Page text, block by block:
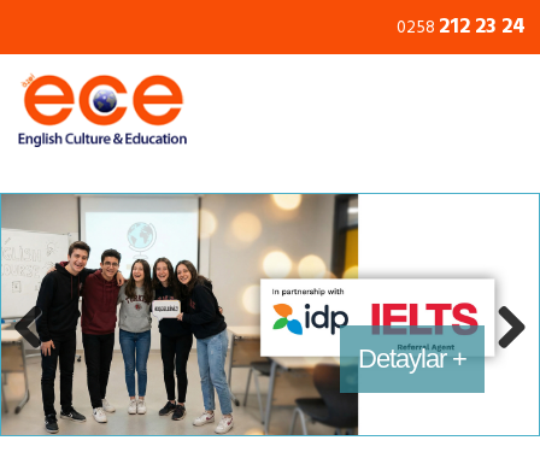
0258 212 23 24
Detaylar +
İngilizce Kursları +
Erken Yaşlarda İngilizce +
Eğitimler +
Previous Next